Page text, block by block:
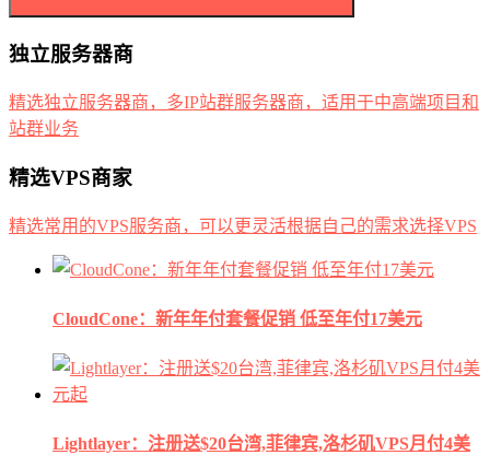
独立服务器商
精选独立服务器商，多IP站群服务器商，适用于中高端项目和
站群业务
精选VPS商家
精选常用的VPS服务商，可以更灵活根据自己的需求选择VPS
CloudCone：新年年付套餐促销 低至年付17美元
Lightlayer：注册送$20台湾,菲律宾,洛杉矶VPS月付4美